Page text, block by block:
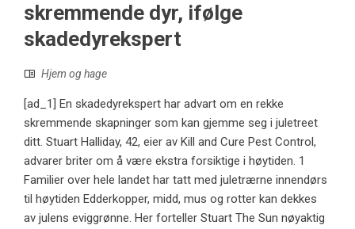
skremmende dyr, ifølge
skadedyrekspert
Hjem og hage
[ad_1] En skadedyrekspert har advart om en rekke
skremmende skapninger som kan gjemme seg i juletreet
ditt. Stuart Halliday, 42, eier av Kill and Cure Pest Control,
advarer briter om å være ekstra forsiktige i høytiden. 1
Familier over hele landet har tatt med juletrærne innendørs
til høytiden Edderkopper, midd, mus og rotter kan dekkes
av julens eviggrønne. Her forteller Stuart The Sun nøyaktig